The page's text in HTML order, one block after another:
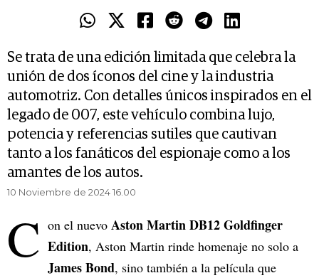
Se trata de una edición limitada que celebra la
unión de dos íconos del cine y la industria
automotriz. Con detalles únicos inspirados en el
legado de 007, este vehículo combina lujo,
potencia y referencias sutiles que cautivan
tanto a los fanáticos del espionaje como a los
amantes de los autos.
10 Noviembre de 2024 16.00
C on el nuevo Aston Martin DB12 Goldfinger
Edition, Aston Martin rinde homenaje no solo a
James Bond, sino también a la película que